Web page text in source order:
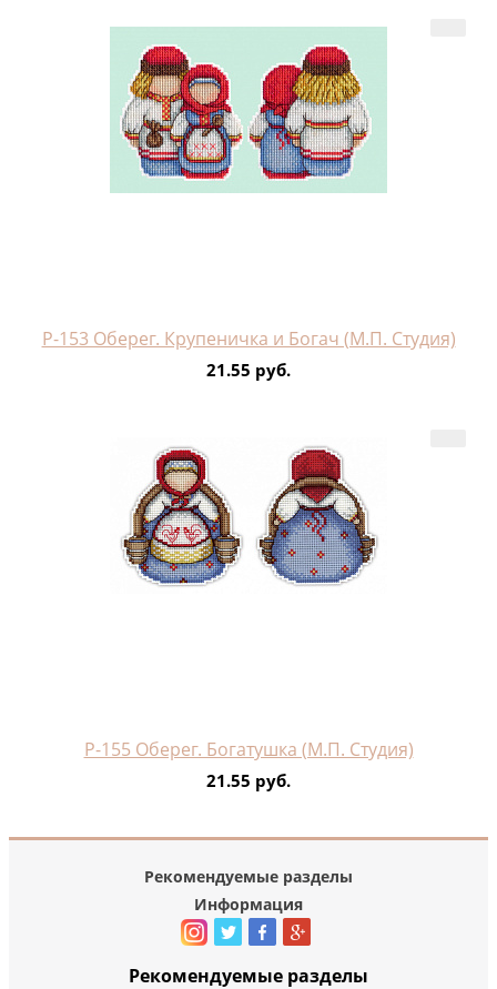
Р-153 Оберег. Крупеничка и Богач (М.П. Студия)
21.55 руб.
Р-155 Оберег. Богатушка (М.П. Студия)
21.55 руб.
Рекомендуемые разделы
Информация
Рекомендуемые разделы